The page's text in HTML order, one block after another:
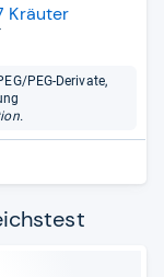
Kräuter
PEG-Derivate,